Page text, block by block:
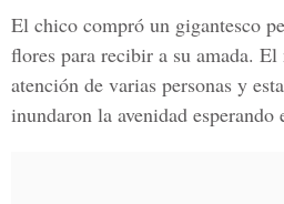
El chico compró un gigantesco
flores para recibir a su amada.
atención de varias personas y
inundaron la avenidad